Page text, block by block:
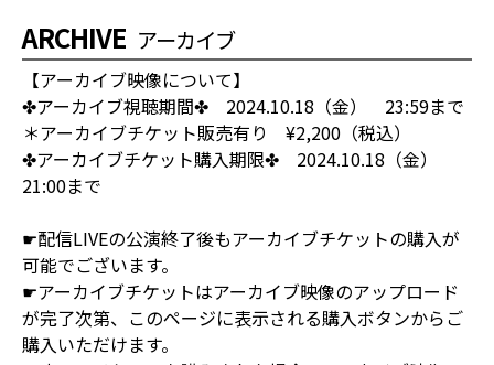
ARCHIVE アーカイブ
【アーカイブ映像について】
✤アーカイブ視聴期間✤ 2024.10.18（金） 23:59まで
＊アーカイブチケット販売有り ¥2,200（税込）
✤アーカイブチケット購入期限✤ 2024.10.18（金）
21:00まで
☛配信LIVEの公演終了後もアーカイブチケットの購入が
可能でございます。
☛アーカイブチケットはアーカイブ映像のアップロード
が完了次第、このページに表示される購入ボタンからご
購入いただけます。